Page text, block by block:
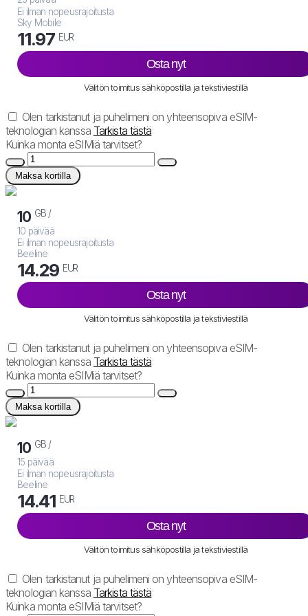
Ei ilman nopeusrajoitusta
Sky Mobile
11.97 EUR
Osta nyt
Välitön toimitus sähköpostilla ja tekstiviestillä
Olen tarkistanut ja puhelimeni on yhteensopiva eSIM-
teknologian kanssa Tarkista tästä
Kuinka monta eSIMiä tarvitset?
Maksa kortilla
10 GB /
10 päivää
Ei ilman nopeusrajoitusta
Beeline
14.29 EUR
Osta nyt
Välitön toimitus sähköpostilla ja tekstiviestillä
Olen tarkistanut ja puhelimeni on yhteensopiva eSIM-
teknologian kanssa Tarkista tästä
Kuinka monta eSIMiä tarvitset?
Maksa kortilla
10 GB /
15 päivää
Ei ilman nopeusrajoitusta
Beeline
14.41 EUR
Osta nyt
Välitön toimitus sähköpostilla ja tekstiviestillä
Olen tarkistanut ja puhelimeni on yhteensopiva eSIM-
teknologian kanssa Tarkista tästä
Kuinka monta eSIMiä tarvitset?